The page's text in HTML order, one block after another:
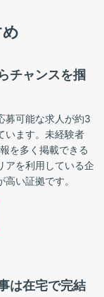
チャンスを掴
募可能な求人が約3
います。未経験者
を多く掲載できる
アを利用している企
い証拠です。
は在宅で完結